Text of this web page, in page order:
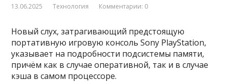
13.06.2025 Технология Комментарии: 0
Новый слух, затрагивающий предстоящую
портативную игровую консоль Sony PlayStation,
указывает на подробности подсистемы памяти,
причём как в случае оперативной, так и в случае
кэша в самом процессоре.